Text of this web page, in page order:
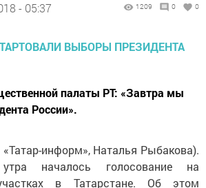
- 05:37 1209 0 0
палаты РТ: «Завтра мы
России».
«Татар-информ», Наталья Рыбакова).
началось голосование на
в Татарстане. Об этом